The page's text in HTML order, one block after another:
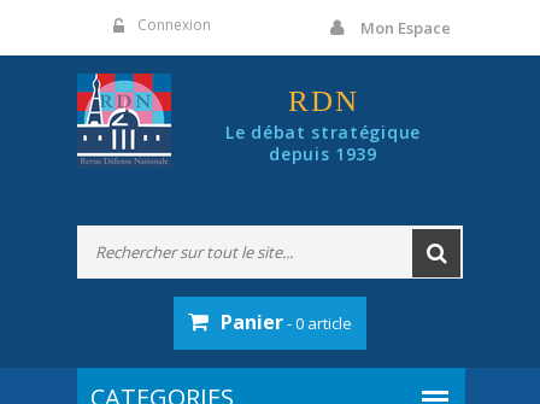
Connexion Mon Espace
RDN
Le débat stratégique
depuis 1939
Panier- 0 article